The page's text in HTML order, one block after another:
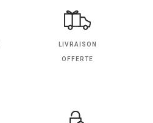
LIVRAISON
OFFERTE